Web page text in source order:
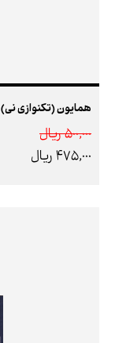
همایون (تکنوازی نی)
500,000 ريال
475,000 ريال